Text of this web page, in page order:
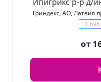
Гриндекс, АО, Латвия
+1
от